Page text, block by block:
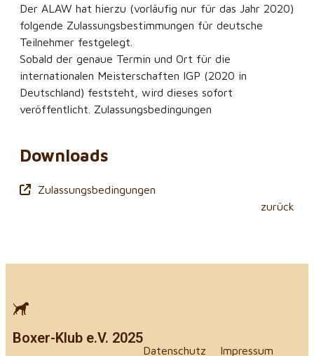
zurück
Der ALAW hat hierzu (vorläufig nur für das Jahr 2020)
folgende Zulassungsbestimmungen für deutsche
Teilnehmer festgelegt.
Sobald der genaue Termin und Ort für die
internationalen Meisterschaften IGP (2020 in
Deutschland) feststeht, wird dieses sofort
veröffentlicht. Zulassungsbedingungen
Downloads
Zulassungsbedingungen
Boxer-Klub e.V. 2025
Datenschutz Impressum